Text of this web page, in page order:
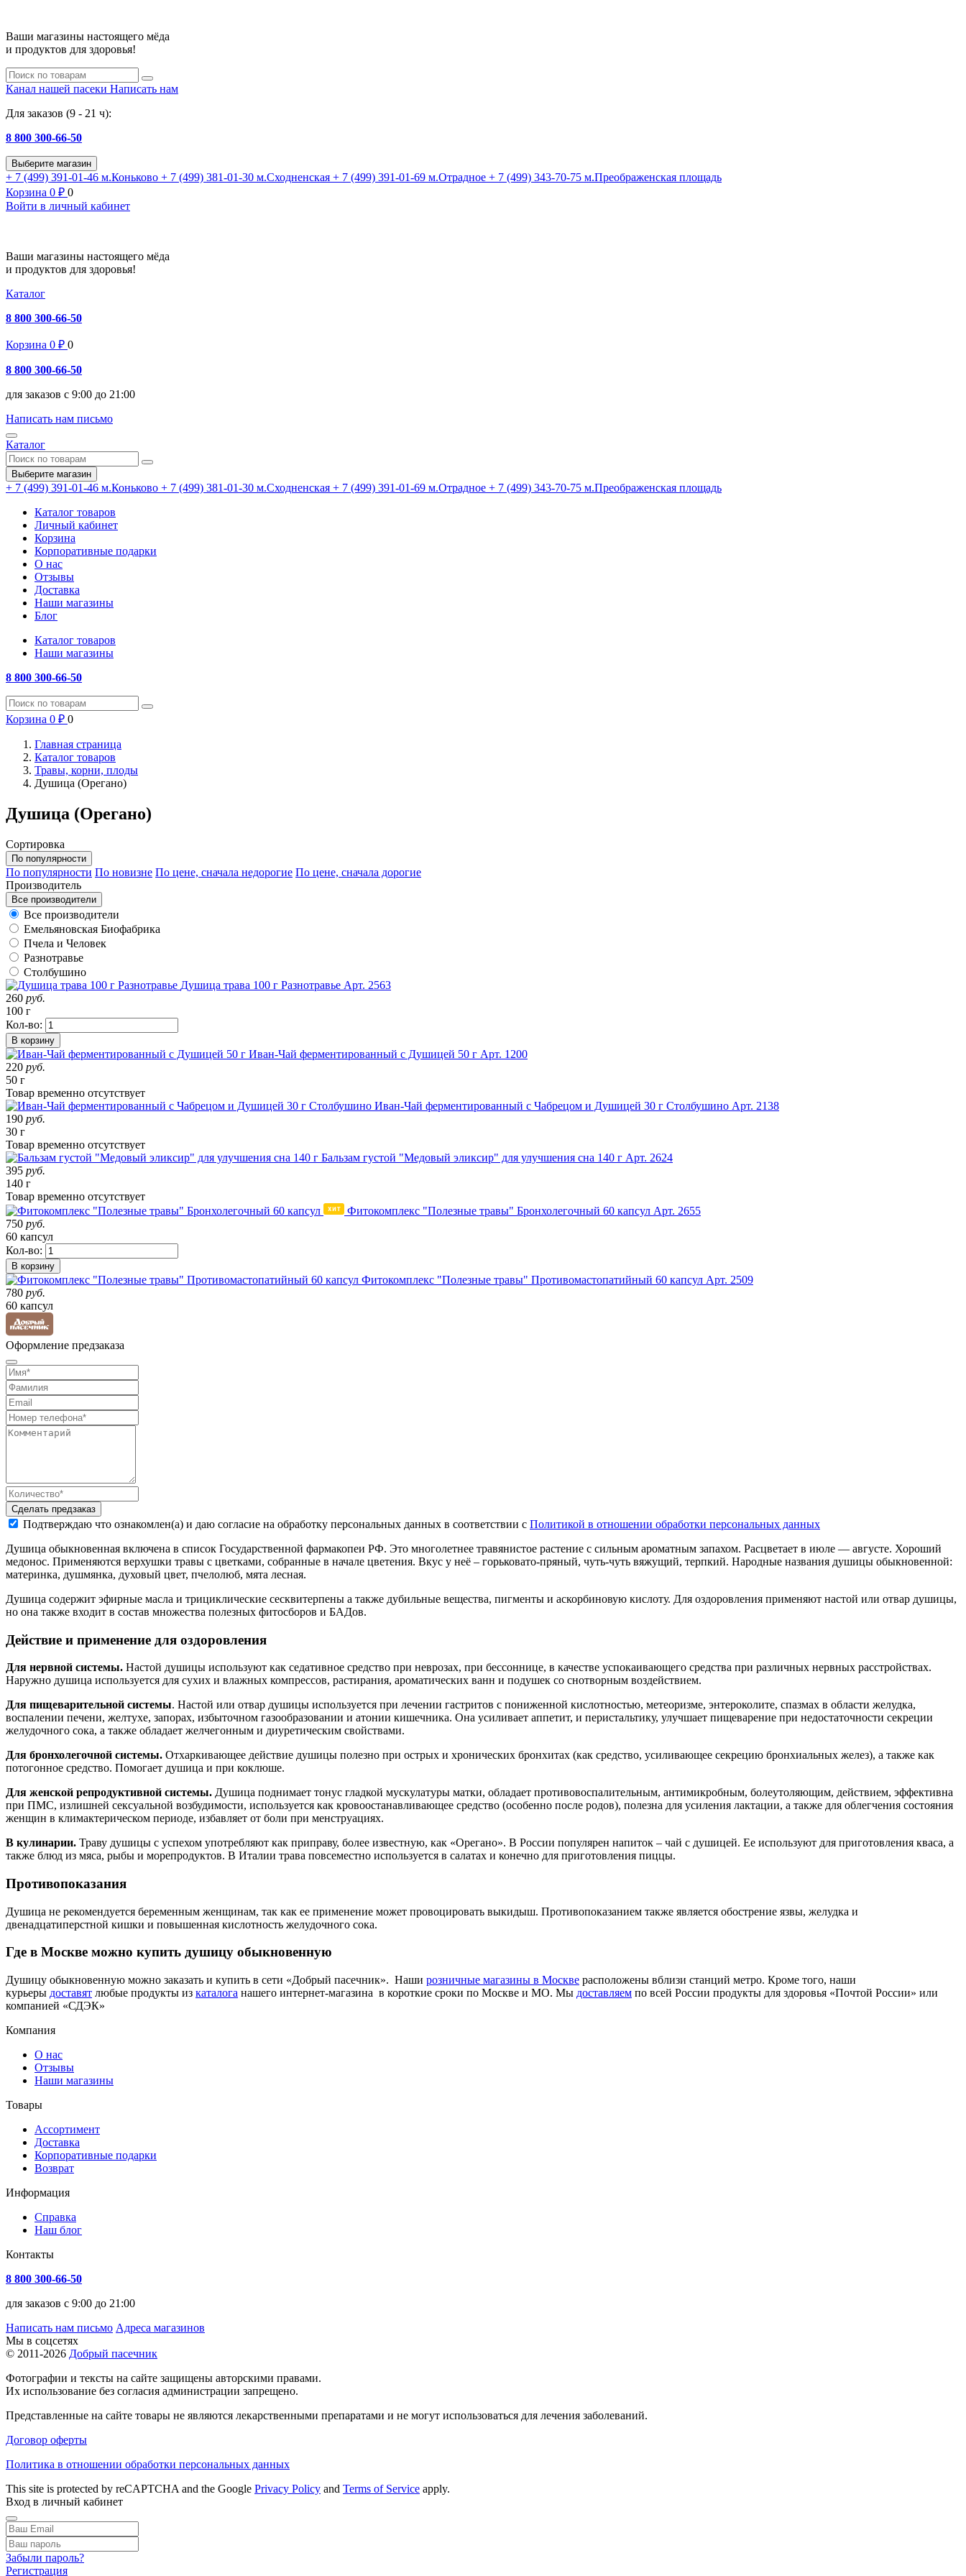
Ваши магазины настоящего мёда
и продуктов для здоровья!
Канал нашей пасеки Написать нам
Для заказов (9 - 21 ч):
8 800 300-66-50
Выберите магазин
+ 7 (499) 391-01-46 м.Коньково + 7 (499) 381-01-30 м.Сходненская + 7 (499) 391-01-69 м.Отрадное + 7 (499) 343-70-75 м.Преображенская площадь
Корзина 0 ₽ 0
Войти в личный кабинет
Ваши магазины настоящего мёда
и продуктов для здоровья!
Каталог
8 800 300-66-50
Корзина 0 ₽ 0
8 800 300-66-50
для заказов с 9:00 до 21:00
Написать нам письмо
Каталог
Выберите магазин
+ 7 (499) 391-01-46 м.Коньково + 7 (499) 381-01-30 м.Сходненская + 7 (499) 391-01-69 м.Отрадное + 7 (499) 343-70-75 м.Преображенская площадь
Каталог товаров
Личный кабинет
Корзина
Корпоративные подарки
О нас
Отзывы
Доставка
Наши магазины
Блог
Каталог товаров
Наши магазины
8 800 300-66-50
Корзина 0 ₽ 0
Главная страница
Каталог товаров
Травы, корни, плоды
Душица (Орегано)
Душица (Орегано)
Сортировка
По популярности
По популярности По новизне По цене, сначала недорогие По цене, сначала дорогие
Производитель
Все производители
Все производители
Емельяновская Биофабрика
Пчела и Человек
Разнотравье
Столбушино
Душица трава 100 г Разнотравье Арт. 2563
260 руб.
100 г
Кол-во:
В корзину
Иван-Чай ферментированный с Душицей 50 г Арт. 1200
220 руб.
50 г
Товар временно отсутствует
Иван-Чай ферментированный с Чабрецом и Душицей 30 г Столбушино Арт. 2138
190 руб.
30 г
Товар временно отсутствует
Бальзам густой "Медовый эликсир" для улучшения сна 140 г Арт. 2624
395 руб.
140 г
Товар временно отсутствует
Фитокомплекс "Полезные травы" Бронхолегочный 60 капсул Арт. 2655
750 руб.
60 капсул
Кол-во:
В корзину
Фитокомплекс "Полезные травы" Противомастопатийный 60 капсул Арт. 2509
780 руб.
60 капсул
Оформление предзаказа
Сделать предзаказ
Подтверждаю что ознакомлен(а) и даю согласие на обработку персональных данных в соответствии с Политикой в отношении обработки персональных данных
Душица обыкновенная включена в список Государственной фармакопеи РФ. Это многолетнее травянистое растение с сильным ароматным запахом. Расцветает в июле — августе. Хороший
медонос. Применяются верхушки травы с цветками, собранные в начале цветения. Вкус у неё – горьковато-пряный, чуть-чуть вяжущий, терпкий. Народные названия душицы обыкновенной:
материнка, душмянка, духовый цвет, пчелолюб, мята лесная.
Душица содержит эфирные масла и трициклические сесквитерпены а также дубильные вещества, пигменты и аскорбиновую кислоту. Для оздоровления применяют настой или отвар душицы,
но она также входит в состав множества полезных фитосборов и БАДов.
Действие и применение для оздоровления
Для нервной системы. Настой душицы используют как седативное средство при неврозах, при бессоннице, в качестве успокаивающего средства при различных нервных расстройствах.
Наружно душица используется для сухих и влажных компрессов, растирания, ароматических ванн и подушек со снотворным воздействием.
Для пищеварительной системы. Настой или отвар душицы используется при лечении гастритов с пониженной кислотностью, метеоризме, энтероколите, спазмах в области желудка,
воспалении печени, желтухе, запорах, избыточном газообразовании и атонии кишечника. Она усиливает аппетит, и перистальтику, улучшает пищеварение при недостаточности секреции
желудочного сока, а также обладает желчегонным и диуретическим свойствами.
Для бронхолегочной системы. Отхаркивающее действие душицы полезно при острых и хронических бронхитах (как средство, усиливающее секрецию бронхиальных желез), а также как
потогонное средство. Помогает душица и при коклюше.
Для женской репродуктивной системы. Душица поднимает тонус гладкой мускулатуры матки, обладает противовоспалительным, антимикробным, болеутоляющим, действием, эффективна
при ПМС, излишней сексуальной возбудимости, используется как кровоостанавливающее средство (особенно после родов), полезна для усиления лактации, а также для облегчения состояния
женщин в климактерическом периоде, избавляет от боли при менструациях.
В кулинарии. Траву душицы с успехом употребляют как приправу, более известную, как «Орегано». В России популярен напиток – чай с душицей. Ее используют для приготовления кваса, а
также блюд из мяса, рыбы и морепродуктов. В Италии трава повсеместно используется в салатах и конечно для приготовления пиццы.
Противопоказания
Душица не рекомендуется беременным женщинам, так как ее применение может провоцировать выкидыш. Противопоказанием также является обострение язвы, желудка и
двенадцатиперстной кишки и повышенная кислотность желудочного сока.
Где в Москве можно купить душицу обыкновенную
Душицу обыкновенную можно заказать и купить в сети «Добрый пасечник». Наши розничные магазины в Москве расположены вблизи станций метро. Кроме того, наши
курьеры доставят любые продукты из каталога нашего интернет-магазина в короткие сроки по Москве и МО. Мы доставляем по всей России продукты для здоровья «Почтой России» или
компанией «СДЭК»
Компания
О нас
Отзывы
Наши магазины
Товары
Ассортимент
Доставка
Корпоративные подарки
Возврат
Информация
Справка
Наш блог
Контакты
8 800 300-66-50
для заказов с 9:00 до 21:00
Написать нам письмо Адреса магазинов
Мы в соцсетях
© 2011-2026 Добрый пасечник
Фотографии и тексты на сайте защищены авторскими правами.
Их использование без согласия администрации запрещено.
Представленные на сайте товары не являются лекарственными препаратами и не могут использоваться для лечения заболеваний.
Договор оферты
Политика в отношении обработки персональных данных
This site is protected by reCAPTCHA and the Google Privacy Policy and Terms of Service apply.
Вход в личный кабинет
Забыли пароль?
Регистрация